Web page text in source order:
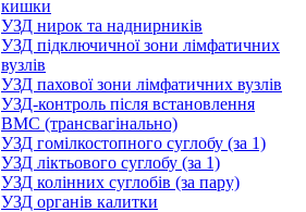
кишки
УЗД нирок та наднирників
УЗД підключичної зони лімфатичних
вузлів
УЗД пахової зони лімфатичних вузлів
УЗД-контроль після встановлення
ВМС (трансвагінально)
УЗД гомілкостопного суглобу (за 1)
УЗД ліктьового суглобу (за 1)
УЗД колінних суглобів (за пару)
УЗД органів калитки